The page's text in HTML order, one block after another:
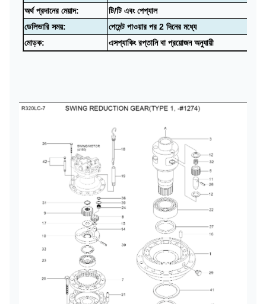
অর্থ প্রদানের মেয়াদ:
টি/টি এবং পেপ্যাল
ডেলিভারি সময়:
পেমেন্ট পাওয়ার পর 2 দিনের মধ্যে
মোড়ক:
এসপ্যাকিং রপ্তানি বা প্রয়োজন অনুযায়ী